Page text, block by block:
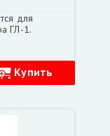
для
ГЛ-1.
Купить